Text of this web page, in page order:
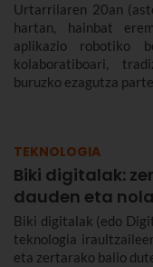
Urtarrilaren 20an
hartan, hainbat
aplikazio robotiko
kolaboratiboari,
buruzko ezagutza
TEKNOLOGIA
Biki digitalak:
dauden eta
Biki digitalak (edo
teknologia
eta zertarako balio